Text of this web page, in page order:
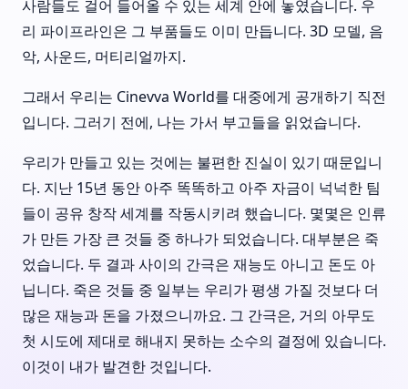
사람들도 걸어 들어올 수 있는 세계 안에 놓였습니다. 우
리 파이프라인은 그 부품들도 이미 만듭니다. 3D 모델, 음
악, 사운드, 머티리얼까지.
그래서 우리는 Cinevva World를 대중에게 공개하기 직전
입니다. 그러기 전에, 나는 가서 부고들을 읽었습니다.
우리가 만들고 있는 것에는 불편한 진실이 있기 때문입니
다. 지난 15년 동안 아주 똑똑하고 아주 자금이 넉넉한 팀
들이 공유 창작 세계를 작동시키려 했습니다. 몇몇은 인류
가 만든 가장 큰 것들 중 하나가 되었습니다. 대부분은 죽
었습니다. 두 결과 사이의 간극은 재능도 아니고 돈도 아
닙니다. 죽은 것들 중 일부는 우리가 평생 가질 것보다 더
많은 재능과 돈을 가졌으니까요. 그 간극은, 거의 아무도
첫 시도에 제대로 해내지 못하는 소수의 결정에 있습니다.
이것이 내가 발견한 것입니다.